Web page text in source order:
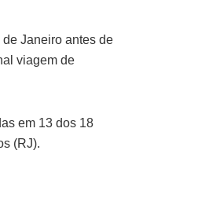
Janeiro antes de
viagem de
em 13 dos 18
(RJ).